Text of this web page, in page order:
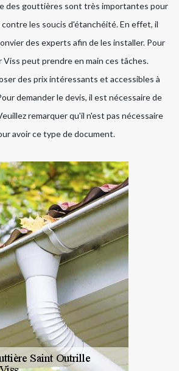
des gouttières sont très importantes pour
les soucis d'étanchéité. En effet, il
des experts afin de les installer. Pour
peut prendre en main ces tâches.
des prix intéressants et accessibles à
demander le devis, il est nécessaire de
remarquer qu'il n'est pas nécessaire
avoir ce type de document.